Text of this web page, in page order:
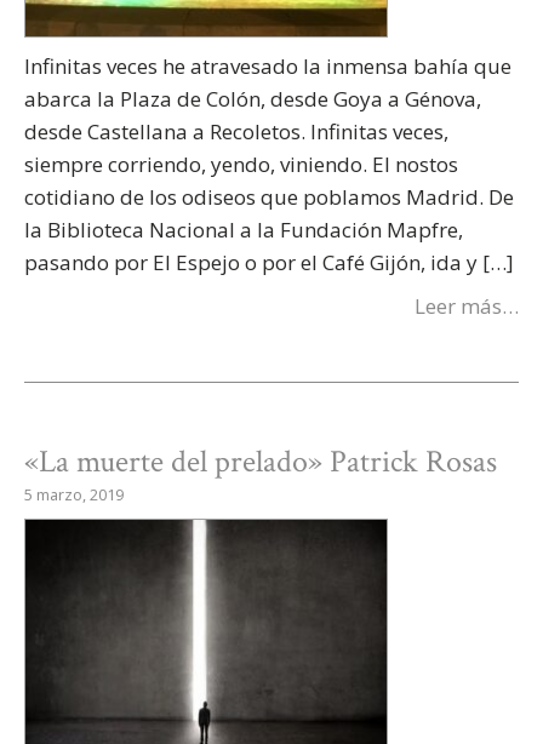
Infinitas veces he atravesado la inmensa bahía que
abarca la Plaza de Colón, desde Goya a Génova,
desde Castellana a Recoletos. Infinitas veces,
siempre corriendo, yendo, viniendo. El nostos
cotidiano de los odiseos que poblamos Madrid. De
la Biblioteca Nacional a la Fundación Mapfre,
pasando por El Espejo o por el Café Gijón, ida y […]
Leer más…
«La muerte del prelado» Patrick Rosas
5 marzo, 2019